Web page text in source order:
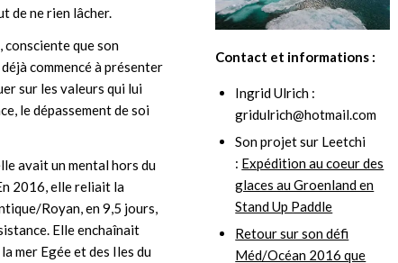
de ne rien lâcher.
que son
commencé à présenter
sur les valeurs qui lui
le dépassement de soi
avait un mental hors du
2016, elle reliait la
Royan, en 9,5 jours,
Elle enchaînait
mer Egée et des Iles du
Contact et informations :
Ingrid Ulrich :
gridulrich@hotmail.com
Son projet sur Leetchi
: Expédition au coeur des
glaces au Groenland en
Stand Up Paddle
Retour sur son défi
Méd/Océan 2016 que